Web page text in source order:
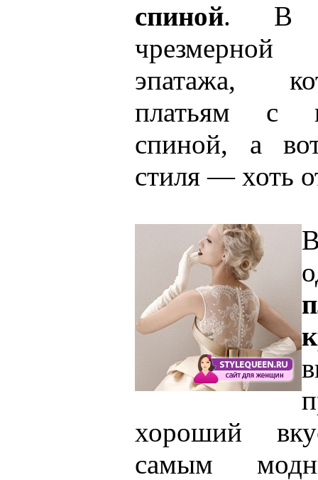
спиной. В
чрезмерной
эпатажа,
платьям с
спиной, а
стиля — хоть
хороший
самым